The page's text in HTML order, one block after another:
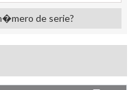
de serie?